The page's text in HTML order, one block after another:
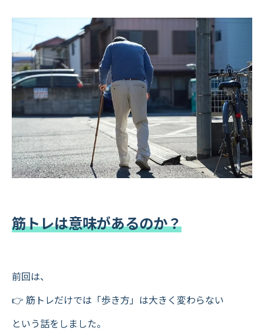
筋トレは意味があるのか？
前回は、
👉 筋トレだけでは「歩き方」は大きく変わらない
という話をしました。